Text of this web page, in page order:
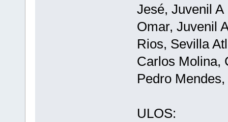
Jesé, Juvenil A
Omar, Juvenil
Rios, Sevilla
Carlos Molina,
Pedro
ULOS: